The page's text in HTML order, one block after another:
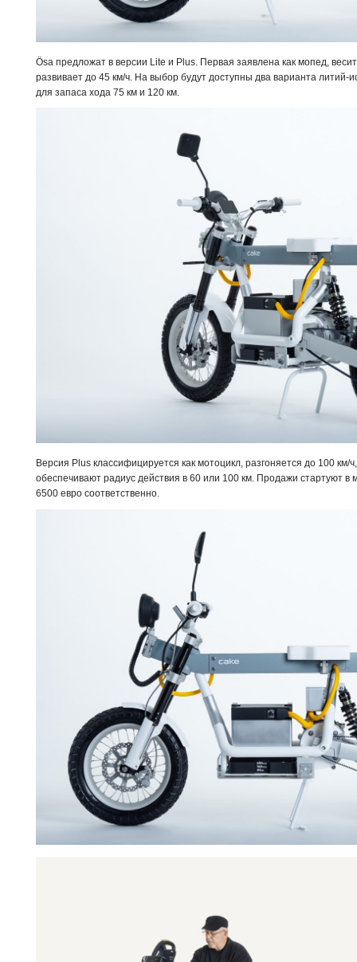
Ösa предложат в версии Lite и Plus. Первая заявлена как мопед,
развивает до 45 км/ч. На выбор будут доступны два варианта литий-
для запаса хода 75 км и 120 км.
Версия Plus классифицируется как мотоцикл, разгоняется до 100 км/
обеспечивают радиус действия в 60 или 100 км. Продажи стартуют
6500 евро соответственно.